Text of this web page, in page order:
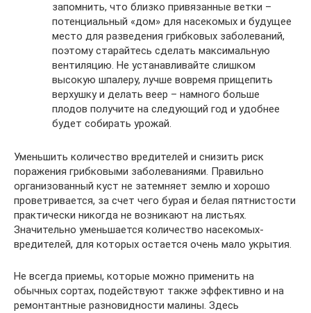
запомнить, что близко привязанные ветки –
потенциальный «дом» для насекомых и будущее
место для разведения грибковых заболеваний,
поэтому старайтесь сделать максимальную
вентиляцию. Не устанавливайте слишком
высокую шпалеру, лучше вовремя прищепить
верхушку и делать веер – намного больше
плодов получите на следующий год и удобнее
будет собирать урожай.​
​Уменьшить количество вредителей и снизить риск
поражения грибковыми заболеваниями. Правильно
организованный куст не затемняет землю и хорошо
проветривается, за счет чего бурая и белая пятнистости
практически никогда не возникают на листьях.
Значительно уменьшается количество насекомых-
вредителей, для которых остается очень мало укрытия.​
​Не всегда приемы, которые можно применить на
обычных сортах, подействуют также эффективно и на
ремонтантные разновидности малины. Здесь